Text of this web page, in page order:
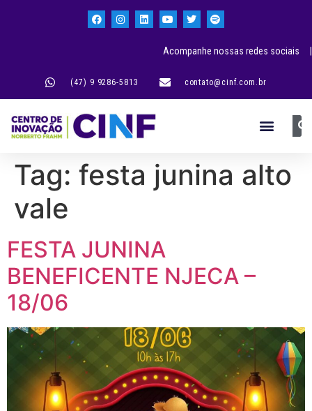
(47) 9 9286-5813 contato@cinf.com.br
Acompanhe nossas redes sociais |
Tag: festa junina alto
vale
FESTA JUNINA
BENEFICENTE NJECA –
18/06